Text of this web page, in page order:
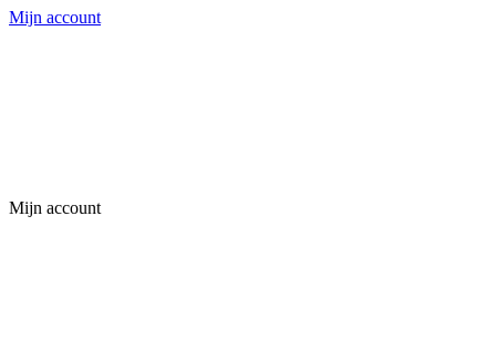
Mijn account
Mijn account